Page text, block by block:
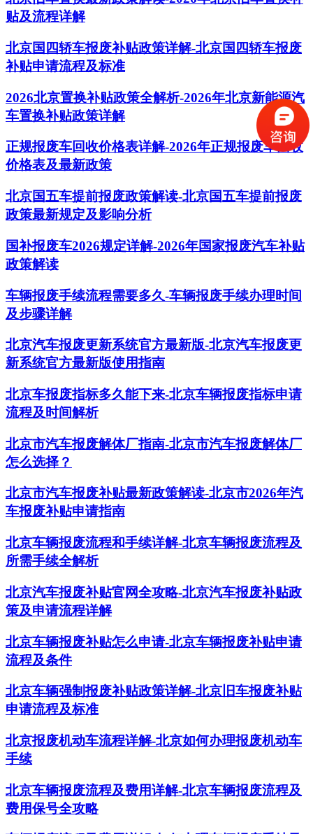
贴及流程详解
北京国四轿车报废补贴政策详解-北京国四轿车报废
补贴申请流程及标准
2026北京置换补贴政策全解析-2026年北京新能源汽
车置换补贴政策详解
正规报废车回收价格表详解-2026年正规报废车回收
价格表及最新政策
北京国五车提前报废政策解读-北京国五车提前报废
政策最新规定及影响分析
国补报废车2026规定详解-2026年国家报废汽车补贴
政策解读
车辆报废手续流程需要多久-车辆报废手续办理时间
及步骤详解
北京汽车报废更新系统官方最新版-北京汽车报废更
新系统官方最新版使用指南
北京车报废指标多久能下来-北京车辆报废指标申请
流程及时间解析
北京市汽车报废解体厂指南-北京市汽车报废解体厂
怎么选择？
北京市汽车报废补贴最新政策解读-北京市2026年汽
车报废补贴申请指南
北京车辆报废流程和手续详解-北京车辆报废流程及
所需手续全解析
北京汽车报废补贴官网全攻略-北京汽车报废补贴政
策及申请流程详解
北京车辆报废补贴怎么申请-北京车辆报废补贴申请
流程及条件
北京车辆强制报废补贴政策详解-北京旧车报废补贴
申请流程及标准
北京报废机动车流程详解-北京如何办理报废机动车
手续
北京车辆报废流程及费用详解-北京车辆报废流程及
费用保号全攻略